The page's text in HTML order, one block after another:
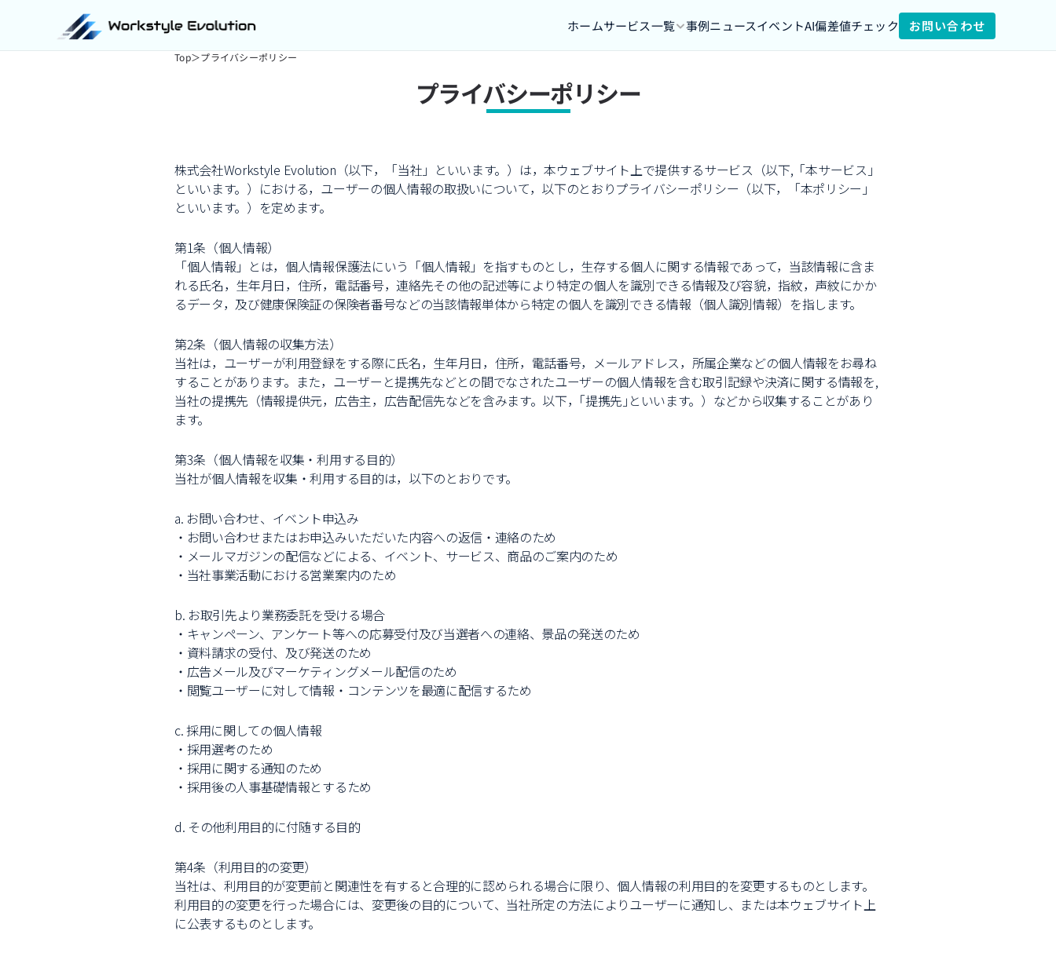
ホームサービス一覧 事例ニュースイベントAI偏差値チェック お問い合わせ
プライバシーポリシー
株式会社Workstyle Evolution（以下，「当社」といいます。）は，本ウェブサイト上で提供するサービス（以下,「本サービス」
といいます。）における，ユーザーの個人情報の取扱いについて，以下のとおりプライバシーポリシー（以下，「本ポリシー」
といいます。）を定めます。
第1条（個人情報）
「個人情報」とは，個人情報保護法にいう「個人情報」を指すものとし，生存する個人に関する情報であって，当該情報に含ま
れる氏名，生年月日，住所，電話番号，連絡先その他の記述等により特定の個人を識別できる情報及び容貌，指紋，声紋にかか
るデータ，及び健康保険証の保険者番号などの当該情報単体から特定の個人を識別できる情報（個人識別情報）を指します。
第2条（個人情報の収集方法）
当社は，ユーザーが利用登録をする際に氏名，生年月日，住所，電話番号，メールアドレス，所属企業などの個人情報をお尋ね
することがあります。また，ユーザーと提携先などとの間でなされたユーザーの個人情報を含む取引記録や決済に関する情報を,
当社の提携先（情報提供元，広告主，広告配信先などを含みます。以下，｢提携先｣といいます。）などから収集することがあり
ます。
第3条（個人情報を収集・利用する目的）
当社が個人情報を収集・利用する目的は，以下のとおりです。
a. お問い合わせ、イベント申込み
・お問い合わせまたはお申込みいただいた内容への返信・連絡のため
・メールマガジンの配信などによる、イベント、サービス、商品のご案内のため
・当社事業活動における営業案内のため
b. お取引先より業務委託を受ける場合
・キャンペーン、アンケート等への応募受付及び当選者への連絡、景品の発送のため
・資料請求の受付、及び発送のため
・広告メール及びマーケティングメール配信のため
・閲覧ユーザーに対して情報・コンテンツを最適に配信するため
c. 採用に関しての個人情報
・採用選考のため
・採用に関する通知のため
・採用後の人事基礎情報とするため
d. その他利用目的に付随する目的
第4条（利用目的の変更）
当社は、利用目的が変更前と関連性を有すると合理的に認められる場合に限り、個人情報の利用目的を変更するものとします。
利用目的の変更を行った場合には、変更後の目的について、当社所定の方法によりユーザーに通知し、または本ウェブサイト上
に公表するものとします。
Top＞プライバシーポリシー